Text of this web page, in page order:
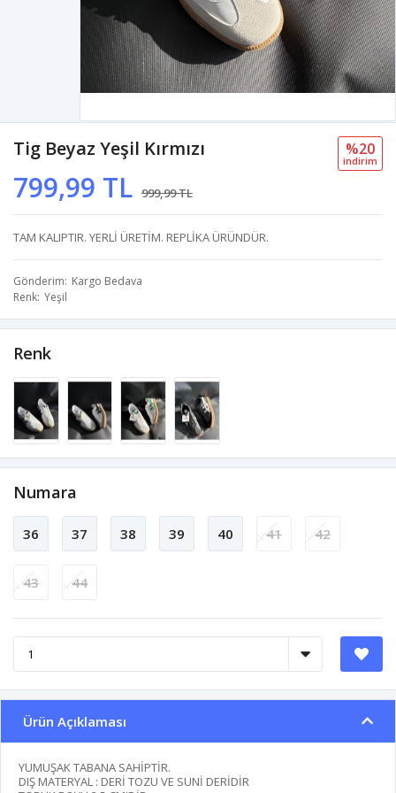
Tig Beyaz Yeşil Kırmızı
799,99 TL 999,99 TL
%20
i̇ndi̇ri̇m
TAM KALIPTIR. YERLİ ÜRETİM. REPLİKA ÜRÜNDÜR.
Gönderim Kargo Bedava
Renk Yeşil
Renk
Numara
36 37 38 39 40 41 42
43 44
Ürün Açıklaması
YUMUŞAK TABANA SAHİPTİR.
DIŞ MATERYAL : DERİ TOZU VE SUNİ DERİDİR